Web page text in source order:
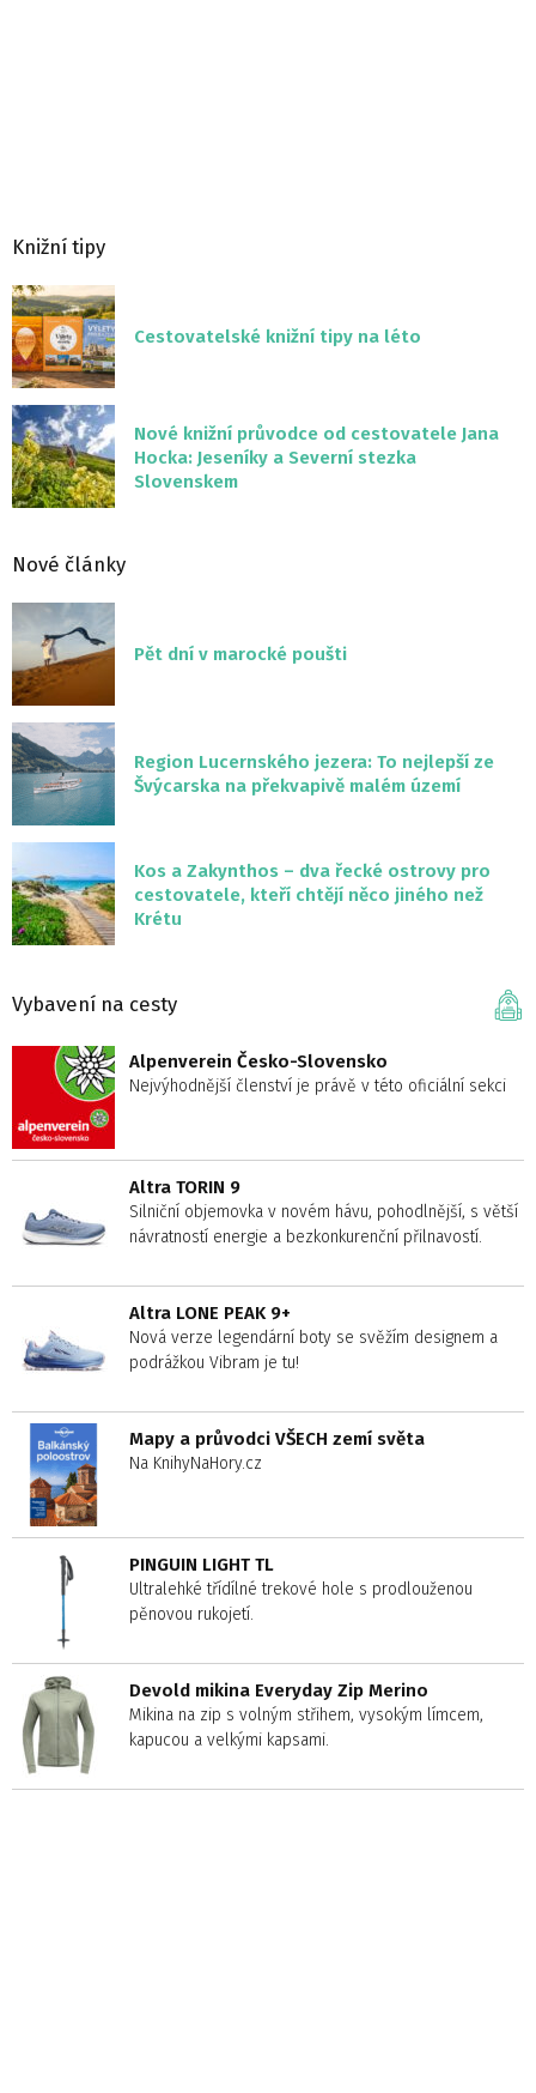
Knižní tipy
Cestovatelské knižní tipy na léto
Nové knižní průvodce od cestovatele Jana
Hocka: Jeseníky a Severní stezka
Slovenskem
Nové články
Pět dní v marocké poušti
Region Lucernského jezera: To nejlepší ze
Švýcarska na překvapivě malém území
Kos a Zakynthos – dva řecké ostrovy pro
cestovatele, kteří chtějí něco jiného než
Krétu
Vybavení na cesty
Alpenverein Česko-Slovensko
Nejvýhodnější členství je právě v této oficiální sekci
Altra TORIN 9
Silniční objemovka v novém hávu, pohodlnější, s větší
návratností energie a bezkonkurenční přilnavostí.
Altra LONE PEAK 9+
Nová verze legendární boty se svěžím designem a
podrážkou Vibram je tu!
Mapy a průvodci VŠECH zemí světa
Na KnihyNaHory.cz
PINGUIN LIGHT TL
Ultralehké třídílné trekové hole s prodlouženou
pěnovou rukojetí.
Devold mikina Everyday Zip Merino
Mikina na zip s volným střihem, vysokým límcem,
kapucou a velkými kapsami.